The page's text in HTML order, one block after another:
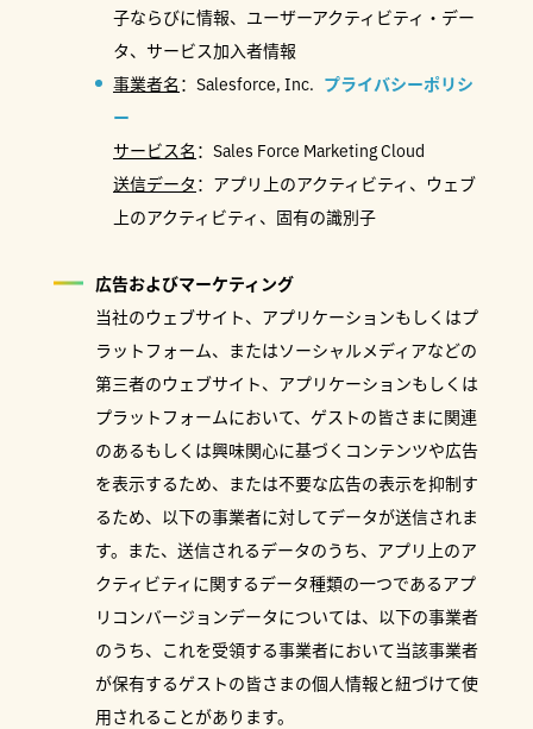
子ならびに情報、ユーザーアクティビティ・デー
タ、サービス加入者情報
事業者名 ：Salesforce, Inc. プライバシーポリシ
ー
サービス名 ：Sales Force Marketing Cloud
送信データ ：アプリ上のアクティビティ、ウェブ
上のアクティビティ、固有の識別子
広告およびマーケティング
当社のウェブサイト、アプリケーションもしくはプ
ラットフォーム、またはソーシャルメディアなどの
第三者のウェブサイト、アプリケーションもしくは
プラットフォームにおいて、ゲストの皆さまに関連
のあるもしくは興味関心に基づくコンテンツや広告
を表示するため、または不要な広告の表示を抑制す
るため、以下の事業者に対してデータが送信されま
す。また、送信されるデータのうち、アプリ上のア
クティビティに関するデータ種類の一つであるアプ
リコンバージョンデータについては、以下の事業者
のうち、これを受領する事業者において当該事業者
が保有するゲストの皆さまの個人情報と紐づけて使
用されることがあります。